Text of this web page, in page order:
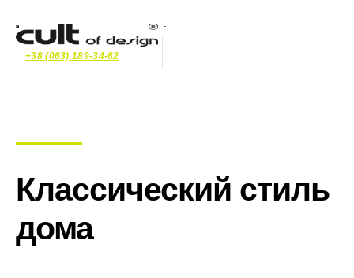
+38 (063) 189-34-62
Классический стиль
дома